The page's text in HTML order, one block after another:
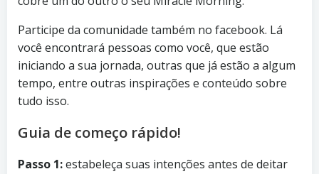
Participe da comunidade também no facebook. Lá
você encontrará pessoas como você, que estão
iniciando a sua jornada, outras que já estão a algum
tempo, entre outras inspirações e conteúdo sobre
tudo isso.
Guia de começo rápido!
Passo 1:estabeleça suas intenções antes de deitar